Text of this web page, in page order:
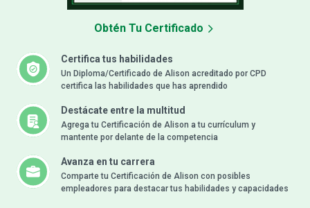
Certifica tus habilidades
Un Diploma/Certificado de Alison acreditado por CPD
certifica las habilidades que has aprendido
Destácate entre la multitud
Agrega tu Certificación de Alison a tu currículum y
mantente por delante de la competencia
Avanza en tu carrera
Comparte tu Certificación de Alison con posibles
empleadores para destacar tus habilidades y capacidades
Obtén Tu Certificado